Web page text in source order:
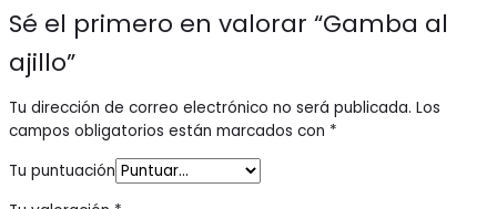
Sé el primero en valorar “Gamba al
ajillo”
Tu dirección de correo electrónico no será publicada. Los
campos obligatorios están marcados con *
Tu puntuación